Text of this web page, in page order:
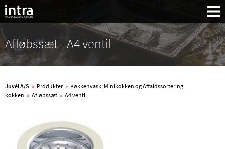
Afløbssæt - A4 ventil
Juvél A/S » Produkter » Køkkenvask, Minikøkken og Affaldssortering
køkken » Afløbssæt » A4 ventil